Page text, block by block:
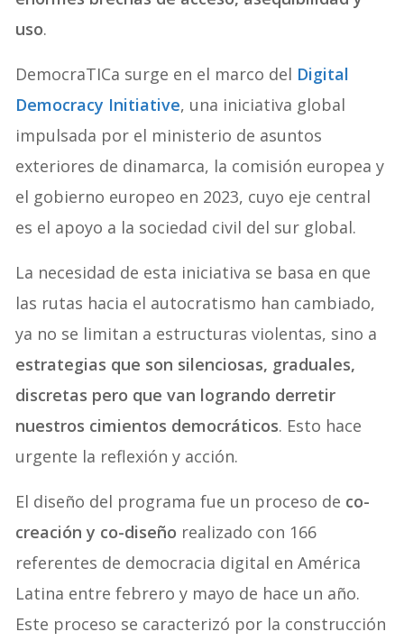
uso.
DemocraTICa surge en el marco del Digital
Democracy Initiative, una iniciativa global
impulsada por el ministerio de asuntos
exteriores de dinamarca, la comisión europea y
el gobierno europeo en 2023, cuyo eje central
es el apoyo a la sociedad civil del sur global.
La necesidad de esta iniciativa se basa en que
las rutas hacia el autocratismo han cambiado,
ya no se limitan a estructuras violentas, sino a
estrategias que son silenciosas, graduales,
discretas pero que van logrando derretir
nuestros cimientos democráticos. Esto hace
urgente la reflexión y acción.
El diseño del programa fue un proceso de co-
creación y co-diseño realizado con 166
referentes de democracia digital en América
Latina entre febrero y mayo de hace un año.
Este proceso se caracterizó por la construcción